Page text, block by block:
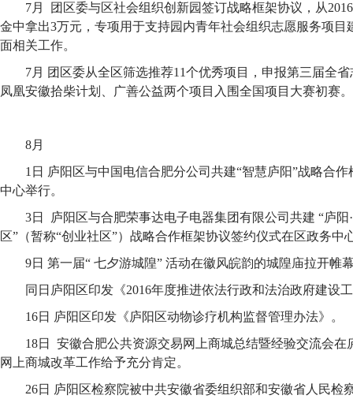
7月 团区委与区社会组织创新园签订战略框架协议，从
金中拿出3万元，专项用于支持园内青年社会组织志愿服务项目
面相关工作。
7月 团区委从全区筛选推荐11个优秀项目，申报第三届全
凤凰安徽拾柴计划、广善公益两个项目入围全国项目大赛初赛。
8月
1日 庐阳区与中国电信合肥分公司共建“智慧庐阳”战略合
中心举行。
3日 庐阳区与合肥荣事达电子电器集团有限公司共建 “庐阳
区”（暂称“创业社区”）战略合作框架协议签约仪式在区政务中
9日 第一届“ 七夕游城隍” 活动在徽风皖韵的城隍庙拉开帷
同日庐阳区印发《2016年度推进依法行政和法治政府建设
16日 庐阳区印发《庐阳区动物诊疗机构监督管理办法》。
18日 安徽合肥公共资源交易网上商城总结暨经验交流会在
网上商城改革工作给予充分肯定。
26日 庐阳区检察院被中共安徽省委组织部和安徽省人民检